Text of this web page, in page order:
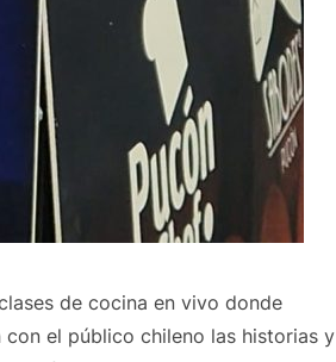
de cocina en vivo donde
el público chileno las historias y